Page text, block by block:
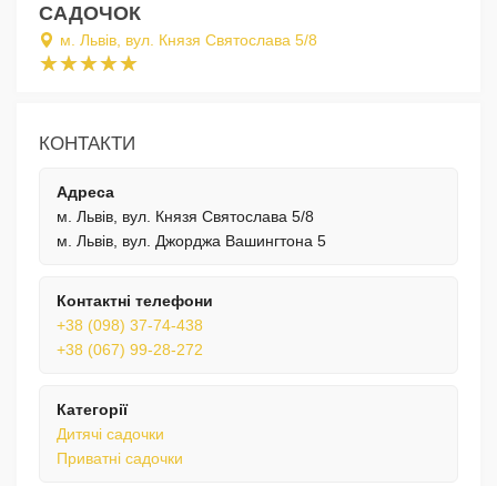
САДОЧОК
м. Львів, вул. Князя Святослава 5/8
КОНТАКТИ
Адреса
м. Львів, вул. Князя Святослава 5/8
м. Львів, вул. Джорджа Вашингтона 5
Контактні телефони
+38 (098) 37-74-438
+38 (067) 99-28-272
Категорії
Дитячі садочки
Приватні садочки